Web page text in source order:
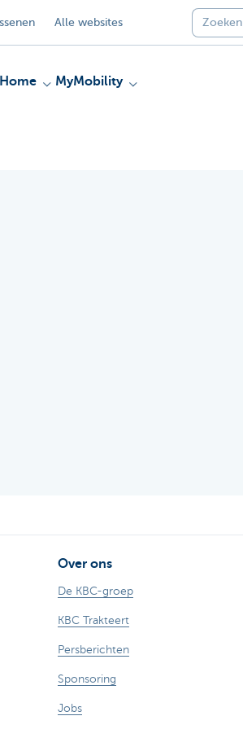
Alle websites
MyMobility
Over ons
De KBC-groep
KBC Trakteert
Persberichten
Sponsoring
Jobs